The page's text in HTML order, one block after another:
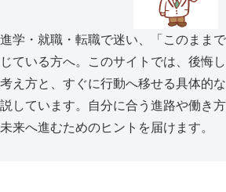
進学・就職・転職で迷い、「このまま
じている方へ。このサイトでは、後悔
考え方と、すぐに行動へ移せる具体的
説しています。自分に合う進路や働き
未来へ進むためのヒントを届けます。